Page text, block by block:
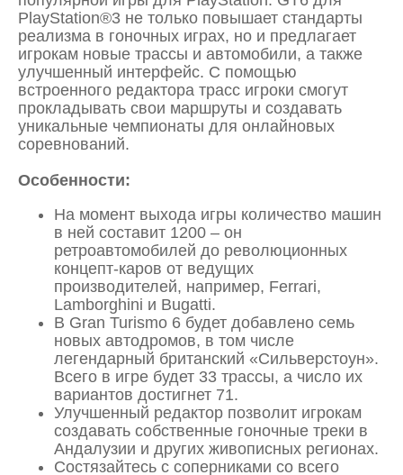
PlayStation®3 не только повышает стандарты
реализма в гоночных играх, но и предлагает
игрокам новые трассы и автомобили, а также
улучшенный интерфейс. С помощью
встроенного редактора трасс игроки смогут
прокладывать свои маршруты и создавать
уникальные чемпионаты для онлайновых
соревнований.
Особенности:
На момент выхода игры количество машин
в ней составит 1200 – он
ретроавтомобилей до революционных
концепт-каров от ведущих
производителей, например, Ferrari,
Lamborghini и Bugatti.
В Gran Turismo 6 будет добавлено семь
новых автодромов, в том числе
легендарный британский «Сильверстоун».
Всего в игре будет 33 трассы, а число их
вариантов достигнет 71.
Улучшенный редактор позволит игрокам
создавать собственные гоночные треки в
Андалузии и других живописных регионах.
Состязайтесь с соперниками со всего